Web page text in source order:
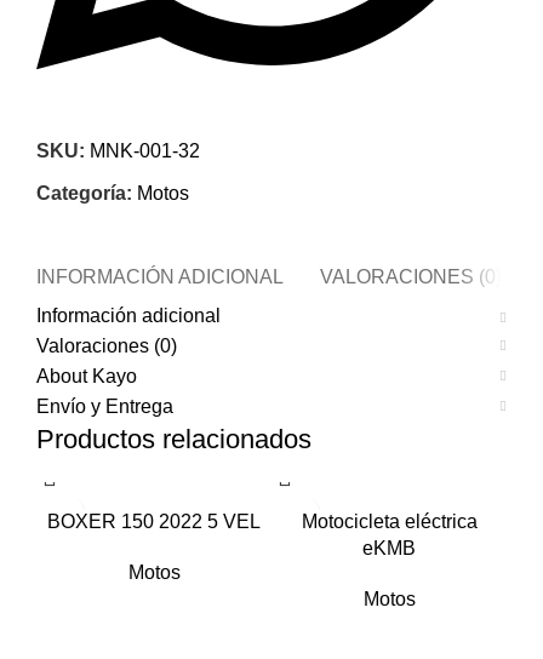
SKU: MNK-001-32
Categoría: Motos
INFORMACIÓN ADICIONAL VALORACIONES (0)
Información adicional
Valoraciones (0)
About Kayo
Envío y Entrega
Productos relacionados
BOXER 150 2022 5 VEL
Motos
Motocicleta eléctrica
eKMB
Motos